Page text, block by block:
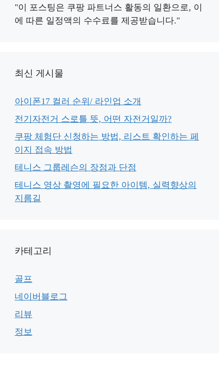
"이 포스팅은 쿠팡 파트너스 활동의 일환으로, 이
에 따른 일정액의 수수료를 제공받습니다."
최신 게시물
아이폰17 컬러 순위/ 라인업 소개
전기자전거 스로틀 뜻, 어떤 자전거일까?
쿠팡 체험단 신청하는 방법, 리스트 확인하는 페
이지 접속 방법
테니스 그룹레슨의 장점과 단점
테니스 영상 촬영에 필요한 아이템, 실력향상의
지름길
카테고리
골프
네이버블로그
리뷰
정보